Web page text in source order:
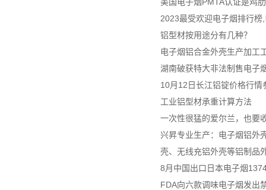
2023最受欢迎电子烟排行榜
铝型材按用途分有几种？
电子烟铝合金外壳生产加工
湖南破获特大非法制售电子
10月12日长江铝锭价格行情
工业铝型材承重计算方法
一次性很猛的爱尔兰，也要
兴昇专业生产：电子烟铝外
壳、无线充铝外壳等铝制品
8月中国出口日本电子烟
FDA向六款调味电子烟发出